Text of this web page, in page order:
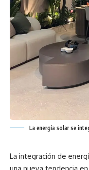
La energía solar se
La integración de